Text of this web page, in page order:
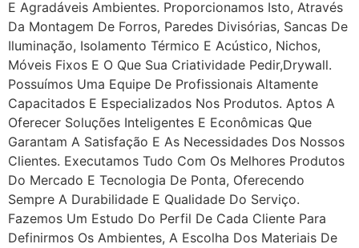
E Agradáveis Ambientes. Proporcionamos Isto, Através
Da Montagem De Forros, Paredes Divisórias, Sancas De
Iluminação, Isolamento Térmico E Acústico, Nichos,
Móveis Fixos E O Que Sua Criatividade Pedir,drywall.
Possuímos Uma Equipe De Profissionais Altamente
Capacitados E Especializados Nos Produtos. Aptos A
Oferecer Soluções Inteligentes E Econômicas Que
Garantam A Satisfação E As Necessidades Dos Nossos
Clientes. Executamos Tudo Com Os Melhores Produtos
Do Mercado E Tecnologia De Ponta, Oferecendo
Sempre A Durabilidade E Qualidade Do Serviço.
Fazemos Um Estudo Do Perfil De Cada Cliente Para
Definirmos Os Ambientes, A Escolha Dos Materiais De